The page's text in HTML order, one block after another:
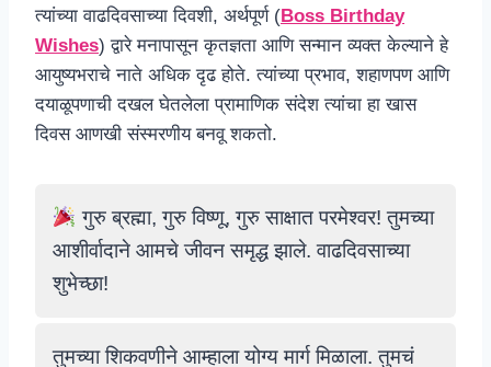
त्यांच्या वाढदिवसाच्या दिवशी, अर्थपूर्ण (Boss Birthday
Wishes) द्वारे मनापासून कृतज्ञता आणि सन्मान व्यक्त केल्याने हे
आयुष्यभराचे नाते अधिक दृढ होते. त्यांच्या प्रभाव, शहाणपण आणि
दयाळूपणाची दखल घेतलेला प्रामाणिक संदेश त्यांचा हा खास
दिवस आणखी संस्मरणीय बनवू शकतो.
गुरु ब्रह्मा, गुरु विष्णू, गुरु साक्षात परमेश्वर! तुमच्या
आशीर्वादाने आमचे जीवन समृद्ध झाले. वाढदिवसाच्या
शुभेच्छा!
तुमच्या शिकवणीने आम्हाला योग्य मार्ग मिळाला. तुमचं